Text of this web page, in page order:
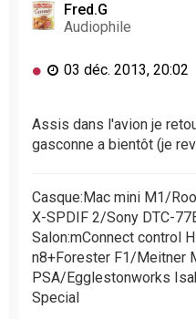
Fred.G
Audiophile
M
s
a
n
o
n
l
u
03 déc. 2013, 20:02
Assis dans l'avion je
gasconne a bientôt (je
Casque:Mac mini M1/
X-SPDIF 2/Sony DTC-
Salon:mConnect control
n8+Forester F1/Meitner
PSA/Egglestonworks
Special